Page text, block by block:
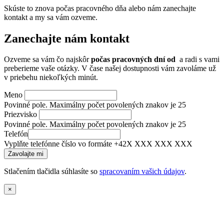
Skúste to znova počas pracovného dňa alebo nám zanechajte
kontakt a my sa vám ozveme.
Zanechajte nám kontakt
Ozveme sa vám čo najskôrpočas pracovných dní od a radi s vami
preberieme vaše otázky. V čase našej dostupnosti vám zavoláme už
v priebehu niekoľkých minút.
Meno
Povinné pole. Maximálny počet povolených znakov je 25
Priezvisko
Povinné pole. Maximálny počet povolených znakov je 25
Telefón
Vyplňte telefónne číslo vo formáte +42X XXX XXX XXX
Stlačením tlačidla súhlasíte so spracovaním vašich údajov.
×